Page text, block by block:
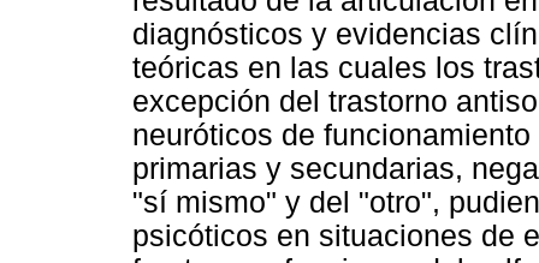
diagnósticos y evidencias
teóricas en las cuales los
excepción del trastorno
neuróticos de
primarias y secundarias,
"sí mismo" y del "otro",
psicóticos en situaciones de